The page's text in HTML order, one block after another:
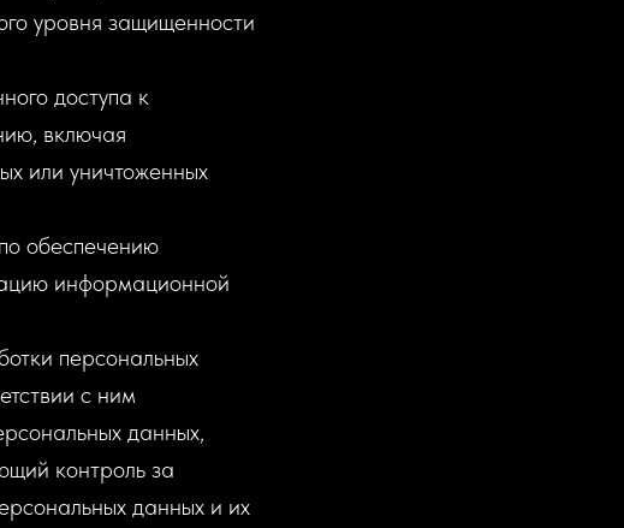
уровня защищенности
доступа к
включая
или уничтоженных
обеспечению
информационной
персональных
с ним
данных,
контроль за
данных и их